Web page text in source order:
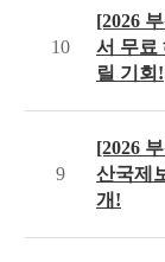
10
[2026
서 무료
릴 기회!
9
[2026
산국제
개!